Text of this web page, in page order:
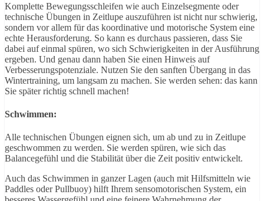
Komplette Bewegungsschleifen wie auch Einzelsegmente oder
technische Übungen in Zeitlupe auszuführen ist nicht nur schwierig,
sondern vor allem für das koordinative und motorische System eine
echte Herausforderung. So kann es durchaus passieren, dass Sie
dabei auf einmal spüren, wo sich Schwierigkeiten in der Ausführung
ergeben. Und genau dann haben Sie einen Hinweis auf
Verbesserungspotenziale. Nutzen Sie den sanften Übergang in das
Wintertraining, um langsam zu machen. Sie werden sehen: das kann
Sie später richtig schnell machen!
Schwimmen:
Alle technischen Übungen eignen sich, um ab und zu in Zeitlupe
geschwommen zu werden. Sie werden spüren, wie sich das
Balancegefühl und die Stabilität über die Zeit positiv entwickelt.
Auch das Schwimmen in ganzer Lagen (auch mit Hilfsmitteln wie
Paddles oder Pullbuoy) hilft Ihrem sensomotorischen System, ein